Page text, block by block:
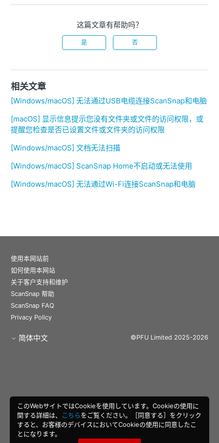
这篇文章有帮助吗？
是 否
相关文章
[Windows/macOS] 无法通过USB电缆连接ScanSnap和电脑
[macOS] 显示信息提示您没有文件夹或文件的访问权限，或
提醒您检查是否已设置文件或文件夹的访问权限
[Windows/macOS] 文档无法扫描
[Windows/macOS] ScanSnap Home不启动或无法使用
[Windows/macOS] 无法通过Wi-Fi连接ScanSnap和电脑
使用本网站前
如何使用本网站
关于客户支持和维护
ScanSnap 帮助
ScanSnap FAQ
Privacy Policy
简体中文 ©PFU Limited 2025-2026
このWebサイトではCookieを使用しています。Cookieの使用に
関する詳細は、
こちらをご覧ください。［同意する］をクリック
すると、お客様のデバイスにおいてCookieの使用に同意したこ
とになります。